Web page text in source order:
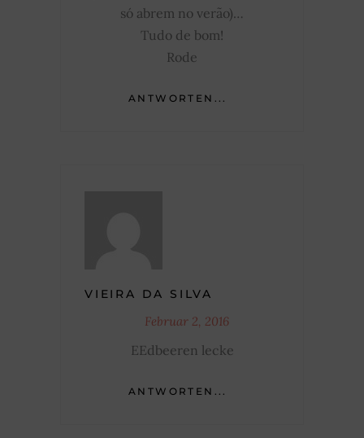
só abrem no verão)…
Tudo de bom!
Rode
ANTWORTEN...
VIEIRA DA SILVA
Februar 2, 2016
EEdbeeren lecke
ANTWORTEN...